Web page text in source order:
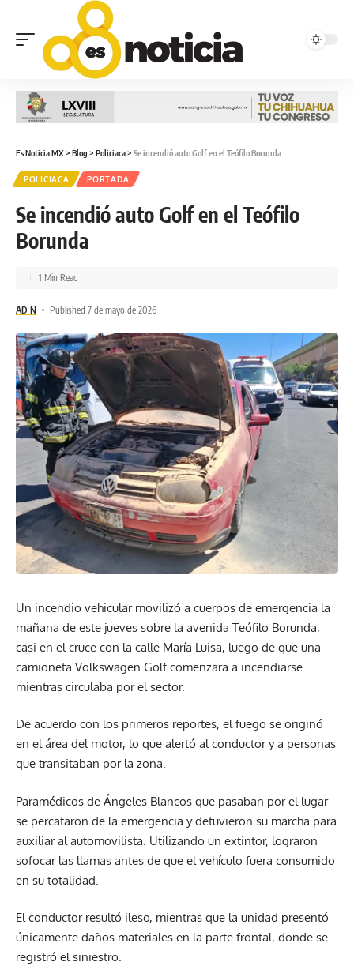
Es Noticia MX> Blog > Policiaca> Se incendió auto Golf en el Teófilo Borunda
POLICIACA PORTADA
Se incendió auto Golf en el Teófilo
Borunda
AD N Published 7 de mayo de 2026
1 Min Read
Un incendio vehicular movilizó a cuerpos de emergencia la
mañana de este jueves sobre la avenida Teófilo Borunda,
casi en el cruce con la calle María Luisa, luego de que una
camioneta Volkswagen Golf comenzara a incendiarse
mientras circulaba por el sector.
De acuerdo con los primeros reportes, el fuego se originó
en el área del motor, lo que alertó al conductor y a personas
que transitaban por la zona.
Paramédicos de Ángeles Blancos que pasaban por el lugar
se percataron de la emergencia y detuvieron su marcha para
auxiliar al automovilista. Utilizando un extintor, lograron
sofocar las llamas antes de que el vehículo fuera consumido
en su totalidad.
El conductor resultó ileso, mientras que la unidad presentó
únicamente daños materiales en la parte frontal, donde se
registró el siniestro.